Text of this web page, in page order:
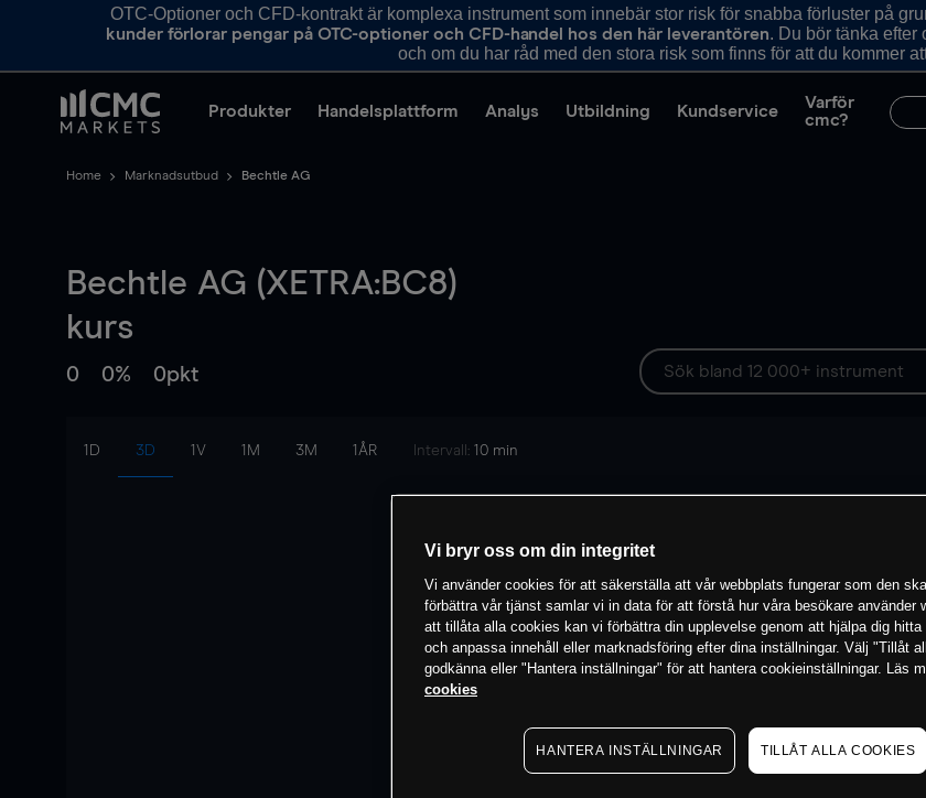
OTC-Optioner och CFD-kontrakt är komplexa instrument som innebär stor risk för snabba förluster på
kunder förlorar pengar på OTC-optioner och CFD-handel hos den här leverantören. Du bör tänka efter
och om du har råd med den stora risk som finns för att du kommer
Produkter Handelsplattform Analys Utbildning Kundservice
Varför
cmc?
Home Marknadsutbud Bechtle AG
Bechtle AG (XETRA:BC8)
kurs
0 0% 0pkt
1D 3D 1V 1M 3M 1ÅR Intervall: 10 min
Vi bryr oss om din integritet
Vi använder cookies för att säkerställa att vår webbplats fungerar som den
förbättra vår tjänst samlar vi in data för att förstå hur våra besökare använder
att tillåta alla cookies kan vi förbättra din upplevelse genom att hjälpa dig hitta
och anpassa innehåll eller marknadsföring efter dina inställningar. Välj "Tillåt
godkänna eller "Hantera inställningar" för att hantera cookieinställningar. Läs
cookies
HANTERA INSTÄLLNINGAR TILLÅT ALLA COOKIES